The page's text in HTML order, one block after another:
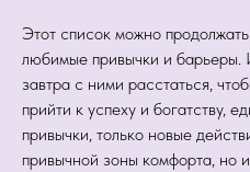
Этот список можно
любимые привычки и барьеры.
завтра с ними расстаться,
прийти к успеху и богатству,
привычки, только новые
привычной зоны комфорта, но